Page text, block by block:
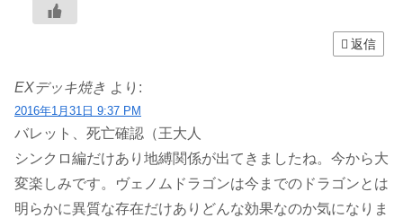
返信
EXデッキ焼き より:
2016年1月31日 9:37 PM
バレット、死亡確認（王大人
シンクロ編だけあり地縛関係が出てきましたね。今から大
変楽しみです。ヴェノムドラゴンは今までのドラゴンとは
明らかに異質な存在だけありどんな効果なのか気になりま